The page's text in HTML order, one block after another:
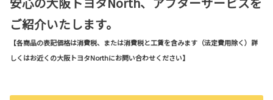
ご紹介いたします。
【各商品の表記価格は消費税、または消費税と工賃を含みます（法定費用除く）詳
しくはお近くの大阪トヨタNorthにお問い合わせください】